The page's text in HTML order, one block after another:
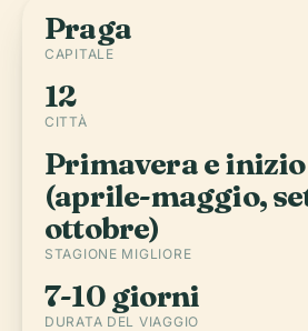
Praga
CAPITALE
12
CITTÀ
Primavera e
(aprile-maggio,
ottobre)
STAGIONE MIGLIORE
7-10 giorni
DURATA DEL VIAGGIO